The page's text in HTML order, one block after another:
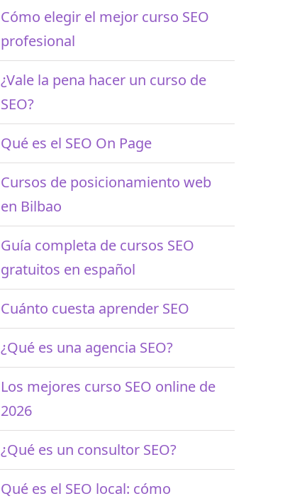
Cómo elegir el mejor curso SEO
profesional
¿Vale la pena hacer un curso de
SEO?
Qué es el SEO On Page
Cursos de posicionamiento web
en Bilbao
Guía completa de cursos SEO
gratuitos en español
Cuánto cuesta aprender SEO
¿Qué es una agencia SEO?
Los mejores curso SEO online de
2026
¿Qué es un consultor SEO?
Qué es el SEO local: cómo